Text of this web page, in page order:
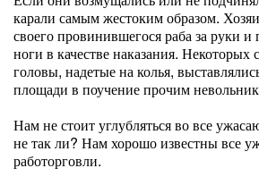
карали самым жестоким образом.
своего провинившегося раба за руки
ноги в качестве наказания.
головы, надетые на колья,
площади в поучение прочим
Нам не стоит углубляться во все
не так ли? Нам хорошо известны все
работорговли.